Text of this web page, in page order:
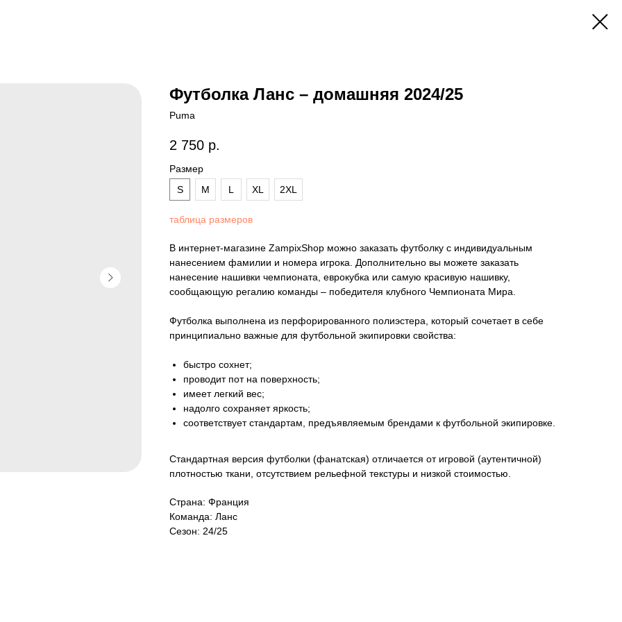
Футболка Ланс – домашняя 2024/25
Puma
2 750 р.
Размер
S
M L XL 2XL
таблица размеров
В интернет-магазине ZampixShop можно заказать футболку с индивидуальным
нанесением фамилии и номера игрока. Дополнительно вы можете заказать
нанесение нашивки чемпионата, еврокубка или самую красивую нашивку,
сообщающую регалию команды – победителя клубного Чемпионата Мира.
Футболка выполнена из перфорированного полиэстера, который сочетает в себе
принципиально важные для футбольной экипировки свойства:
быстро сохнет;
проводит пот на поверхность;
имеет легкий вес;
надолго сохраняет яркость;
соответствует стандартам, предъявляемым брендами к футбольной экипировке.
Стандартная версия футболки (фанатская) отличается от игровой (аутентичной)
плотностью ткани, отсутствием рельефной текстуры и низкой стоимостью.
Страна: Франция
Команда: Ланс
Сезон: 24/25